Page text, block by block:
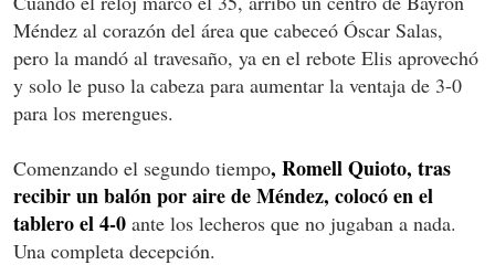
Méndez al corazón del área que cabeceó Óscar Salas,
pero la mandó al travesaño, ya en el rebote Elis aprovechó
y solo le puso la cabeza para aumentar la ventaja de 3-0
para los merengues.
Comenzando el segundo tiempo, Romell Quioto, tras
recibir un balón por aire de Méndez, colocó en el
tablero el 4-0 ante los lecheros que no jugaban a nada.
Una completa decepción.